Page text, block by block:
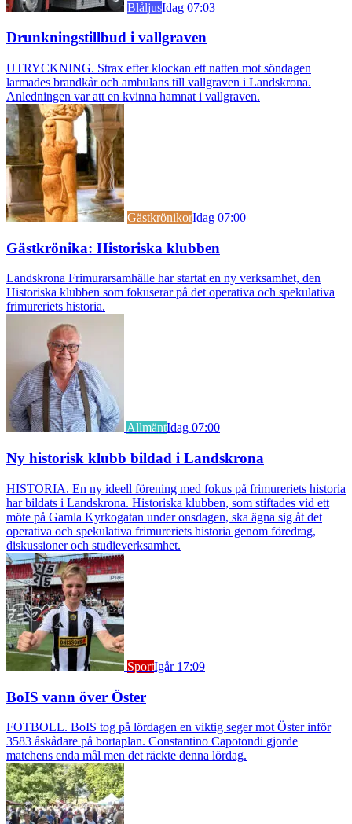
BlåljusIdag 07:03
Drunkningstillbud i vallgraven
UTRYCKNING. Strax efter klockan ett natten mot söndagen
larmades brandkår och ambulans till vallgraven i Landskrona.
Anledningen var att en kvinna hamnat i vallgraven.
GästkrönikorIdag 07:00
Gästkrönika: Historiska klubben
Landskrona Frimurarsamhälle har startat en ny verksamhet, den
Historiska klubben som fokuserar på det operativa och spekulativa
frimureriets historia.
AllmäntIdag 07:00
Ny historisk klubb bildad i Landskrona
HISTORIA. En ny ideell förening med fokus på frimureriets historia
har bildats i Landskrona. Historiska klubben, som stiftades vid ett
möte på Gamla Kyrkogatan under onsdagen, ska ägna sig åt det
operativa och spekulativa frimureriets historia genom föredrag,
diskussioner och studieverksamhet.
SportIgår 17:09
BoIS vann över Öster
FOTBOLL. BoIS tog på lördagen en viktig seger mot Öster inför
3583 åskådare på bortaplan. Constantino Capotondi gjorde
matchens enda mål men det räckte denna lördag.